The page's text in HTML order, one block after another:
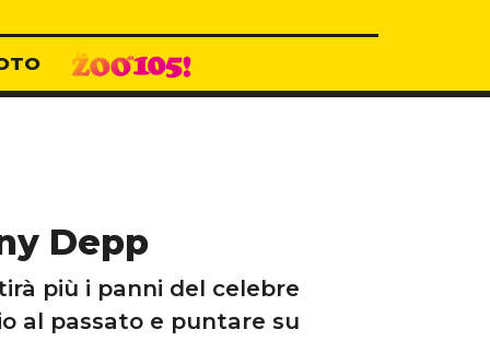
Depp
più i panni del celebre
al passato e puntare su